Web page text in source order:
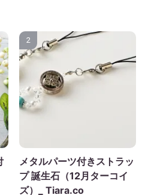
2
メタルパーツ付きストラッ
プ 誕生石（12月ターコイ
ズ）_ Tiara.co